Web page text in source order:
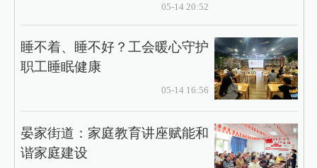
05-14 20:52
​睡不着、睡不好？工会暖心守护
职工睡眠健康
05-14 16:56
晏家街道：家庭教育讲座赋能和
谐家庭建设